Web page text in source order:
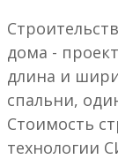
дома -
длина и
спальни,
Стоимость
технологии